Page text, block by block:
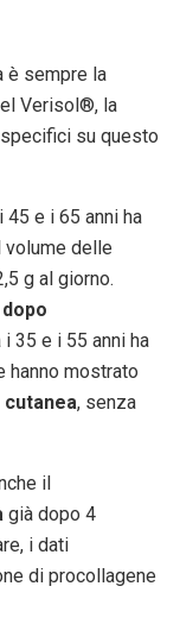
è sempre la
Verisol®, la
su questo
e i 65 anni ha
delle
g al giorno.
35 e i 55 anni ha
hanno mostrato
, senza
il
già dopo 4
i dati
di procollagene